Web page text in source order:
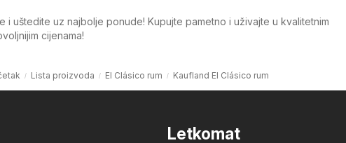
i uštedite uz najbolje ponude! Kupujte pametno i uživajte u kvalitetnim
cijenama!
Lista proizvoda El Clásico rum Kaufland El Clásico rum
Letkomat